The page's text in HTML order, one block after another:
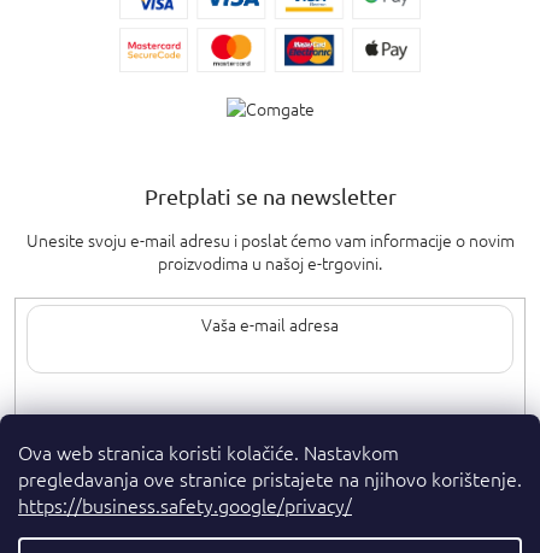
Ova web stranica koristi kolačiće. Nastavkom
pregledavanja ove stranice pristajete na njihovo korištenje.
https://business.safety.google/privacy/
Pretplati se na newsletter
Unesite svoju e-mail adresu i poslat ćemo vam informacije o novim
proizvodima u našoj e-trgovini.
Upisom svoje e-pošte pristajete nauvjete privatnosti.